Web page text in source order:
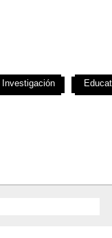
Investigación